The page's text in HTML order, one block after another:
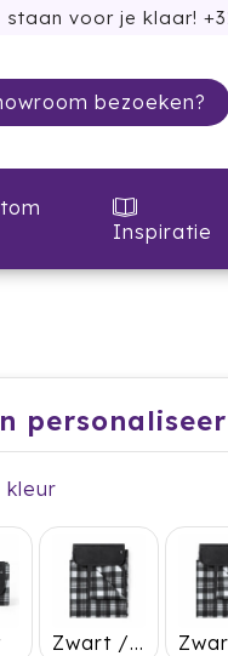
staan voor je klaar!
bezoeken?
Inspiratie
personaliseer
kleur
Zwart / rood